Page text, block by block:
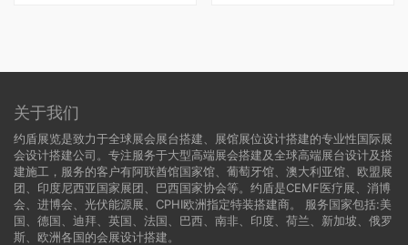
关于我们
约盾展览是致力于全球展会展台搭建、展馆展位设计搭建的专业性国际展
会设计搭建公司。专注服务于大型高端展会搭建及全球高端展台设计及搭
建施工，服务的客户有阿联酋馆国家馆、葡萄牙馆、澳大利亚馆、欧盟展
团、印度尼西亚国家展团、巴西国家协会等。约盾是CEMF医疗展、消博
会、进博会、光伏能源展、CPHI欧洲指定特装搭建商。 服务国家包括:美
国
德国 、迪拜、英国、法国、巴西、南非、印度、荷兰、新加坡、俄罗
斯、欧洲各国的会展设计搭建。